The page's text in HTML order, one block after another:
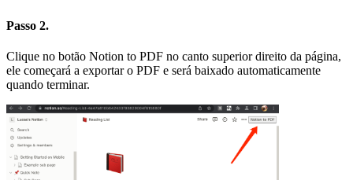
Passo 2.
Clique no botão Notion to PDF no canto superior direito da página,
ele começará a exportar o PDF e será baixado automaticamente
quando terminar.